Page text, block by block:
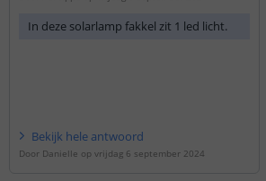
In deze solarlamp fakkel zit 1 led licht.
Bekijk hele antwoord
Door Danielle op vrijdag 6 september 2024